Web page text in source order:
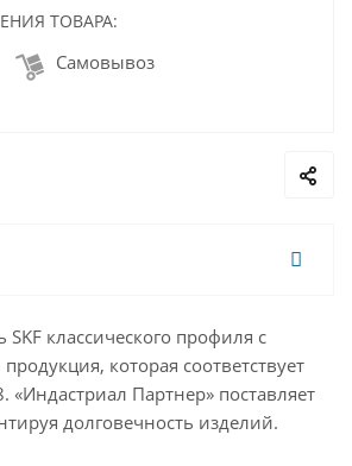
ТОВАРА:
Самовывоз
SKF классического профиля с
которая соответствует
«Индастриал Партнер» поставляет
долговечность изделий.